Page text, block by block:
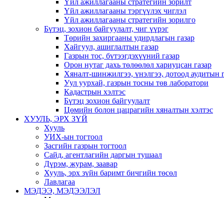
Үйл ажиллагааны стратегийн зорилт
Үйл ажиллагааны тэргүүлэх чиглэл
Үйл ажиллагааны стратегийн зорилго
Бүтэц, зохион байгуулалт, чиг үүрэг
Төрийн захиргааны удирдлагын газар
Хайгуул, ашиглалтын газар
Газрын тос, бүтээгдэхүүний газар
Орон нутаг дахь төлөөлөл хариуцсан газар
Хяналт-шинжилгээ, үнэлгээ, дотоод аудитын
Уул уурхай, газрын тосны төв лаборатори
Кадастрын хэлтэс
Бүтэц зохион байгуулалт
Цөмийн болон цацрагийн хяналтын хэлтэс
ХУУЛЬ, ЭРХ ЗҮЙ
Хууль
УИХ-ын тогтоол
Засгийн газрын тогтоол
Сайд, агентлагийн даргын тушаал
Дүрэм, журам, заавар
Хууль, эрх зүйн баримт бичгийн төсөл
Лавлагаа
МЭДЭЭ, МЭДЭЭЛЭЛ